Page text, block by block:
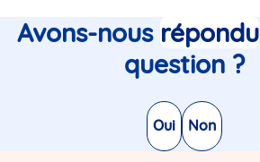
Avons-nous répondu
question ?
Non
Oui